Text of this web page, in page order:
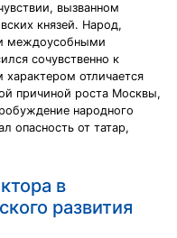
вызванном
князей. Народ,
междоусобными
сочувственно к
отличается
причиной роста Москвы,
народного
опасность от татар,
в
развития